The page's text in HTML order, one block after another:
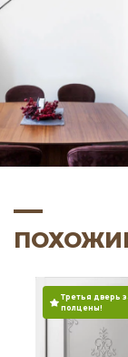
Третья дверь
полцены!